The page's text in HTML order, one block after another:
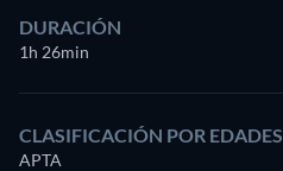
DURACIÓN
1h 26min
CLASIFICACIÓN POR EDADES
APTA